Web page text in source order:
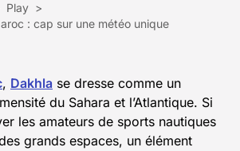
Play >
: cap sur une météo unique
, Dakhla se dresse comme un
du Sahara et l’Atlantique. Si
les amateurs de sports nautiques
grands espaces, un élément